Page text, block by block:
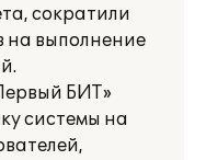
сократили
на выполнение
БИТ»
системы на